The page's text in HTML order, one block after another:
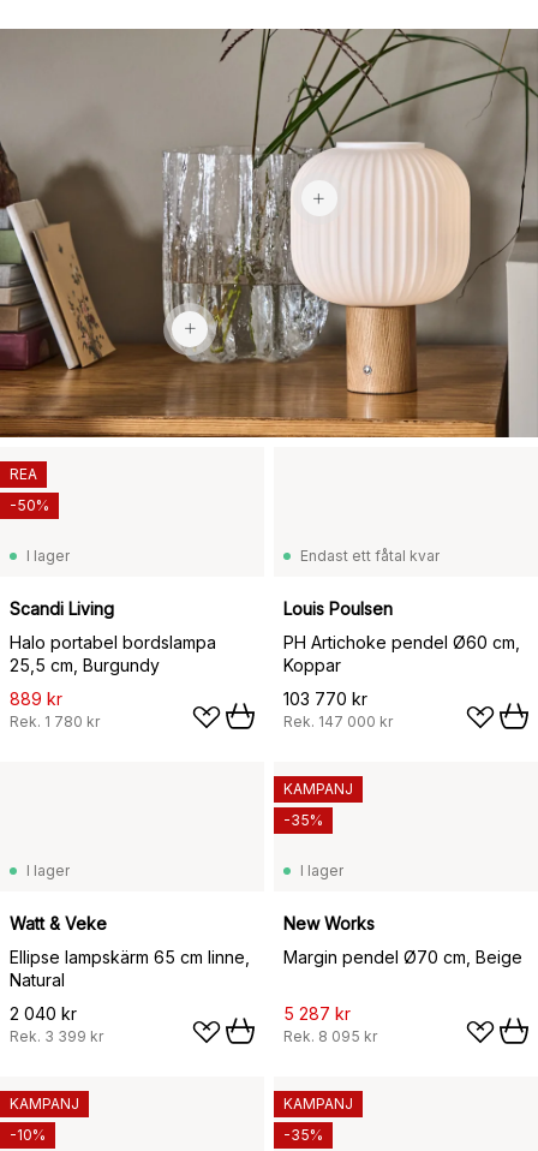
1 159 kr
2 969 kr
I lager
Scandi Living
Halo portabel bordslampa
25,5 cm, Burgundy
889 kr
Rek. 1 780 kr
REA
-50%
Endast ett fåtal kvar
Louis Poulsen
PH Artichoke pendel Ø60 cm,
Koppar
103 770 kr
Rek. 147 000 kr
I lager
Watt & Veke
Ellipse lampskärm 65 cm linne,
Natural
2 040 kr
Rek. 3 399 kr
I lager
New Works
Margin pendel Ø70 cm, Beige
5 287 kr
Rek. 8 095 kr
KAMPANJ
-35%
KAMPANJ
-10%
KAMPANJ
-35%